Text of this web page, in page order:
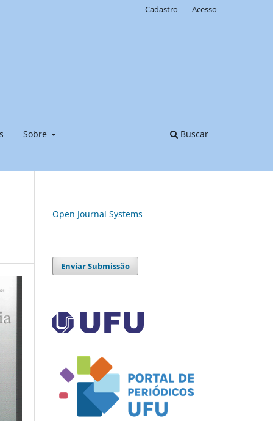
Sobre Buscar
Cadastro Acesso
Open Journal Systems
Enviar Submissão